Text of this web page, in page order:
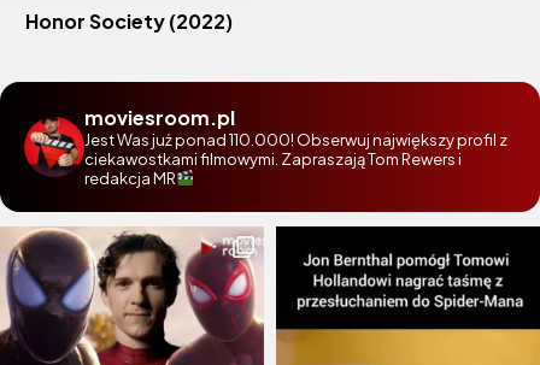
Honor Society (2022)
moviesroom.pl
Jest Was już ponad 110.000! Obserwuj największy profil z
ciekawostkami filmowymi. Zapraszają Tom Rewers i
redakcja MR